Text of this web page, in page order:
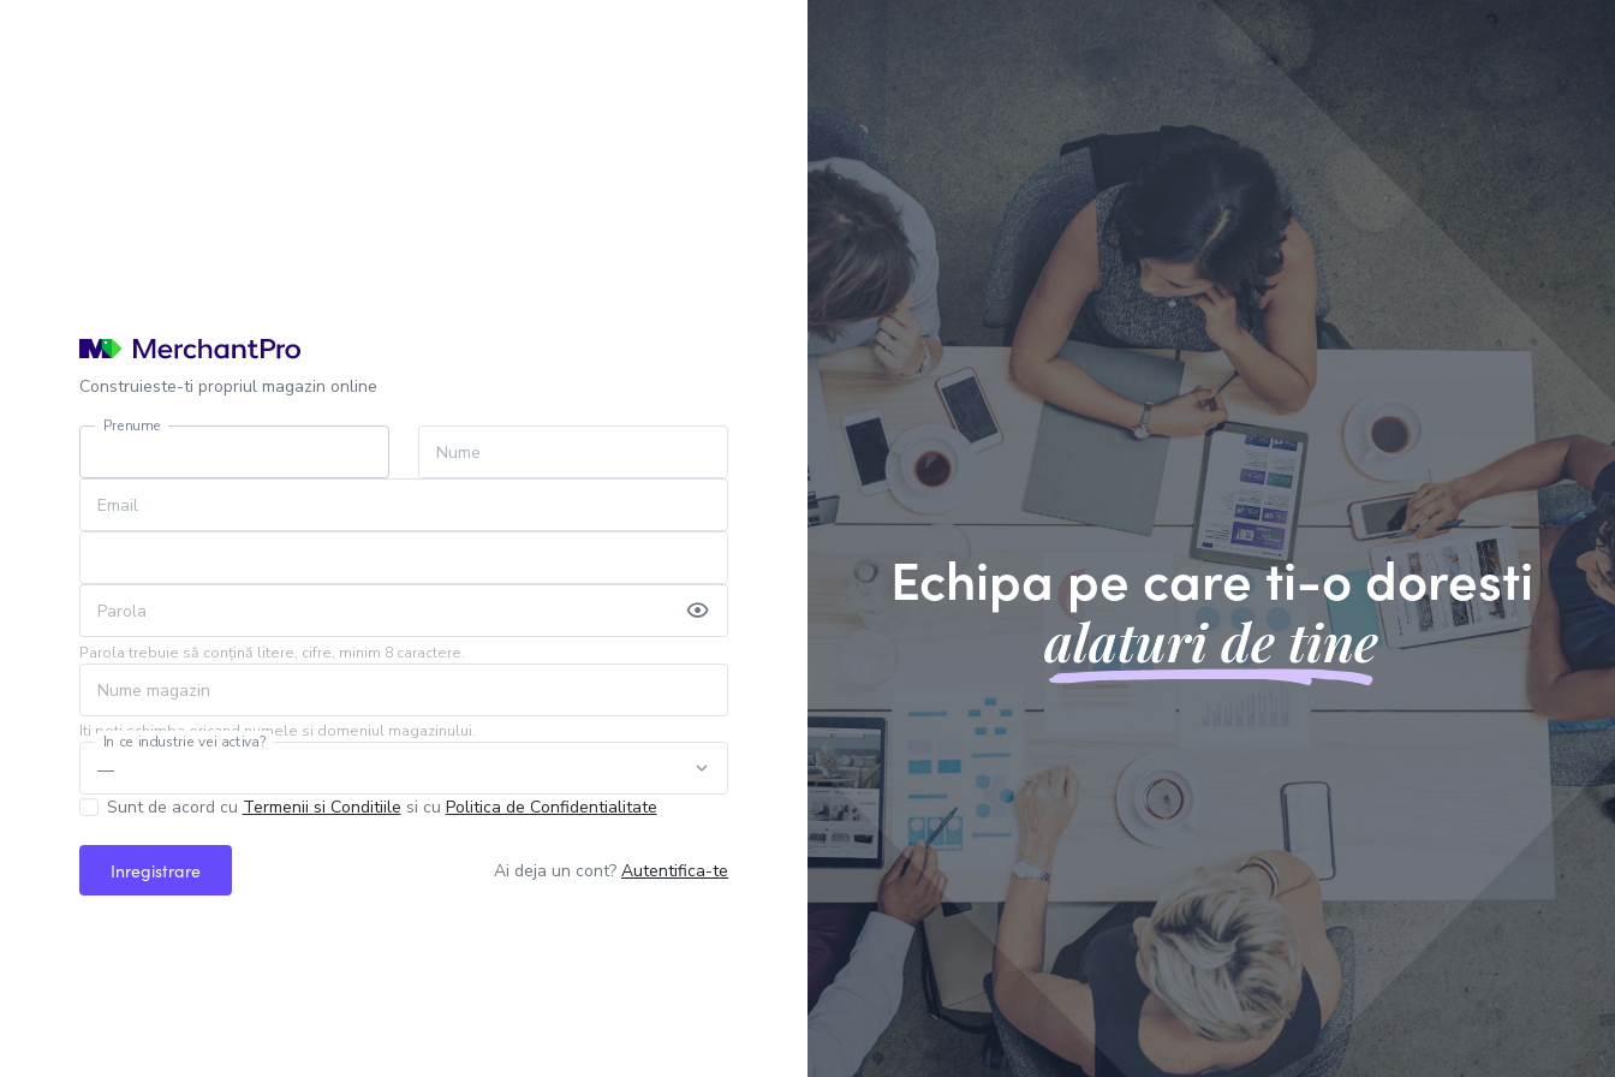
Construieste-ti propriul magazin online
Prenume
Nume
Email
Parola
Parola trebuie să conțină litere, cifre, minim 8 caractere.
Nume magazin
Iti poti schimba oricand numele si domeniul magazinului.
In ce industrie vei activa?
Sunt de acord cu Termenii si Conditiile si cu Politica de Confidentialitate
Inregistrare Ai deja un cont? Autentifica-te
Echipa pe care ti-o doresti
alaturi de tine